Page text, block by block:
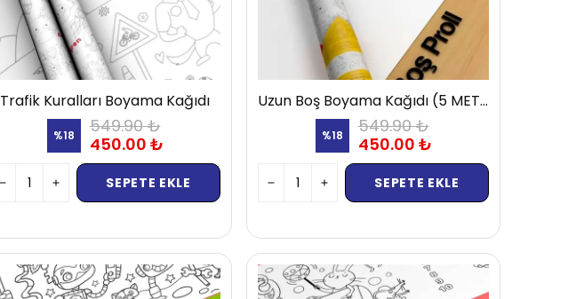
Trafik Kuralları Boyama Kağıdı
%18
549.90 ₺
450.00 ₺
SEPETE EKLE
Uzun Boş Boyama Kağıdı (5 METRE)
%18
549.90 ₺
450.00 ₺
SEPETE EKLE